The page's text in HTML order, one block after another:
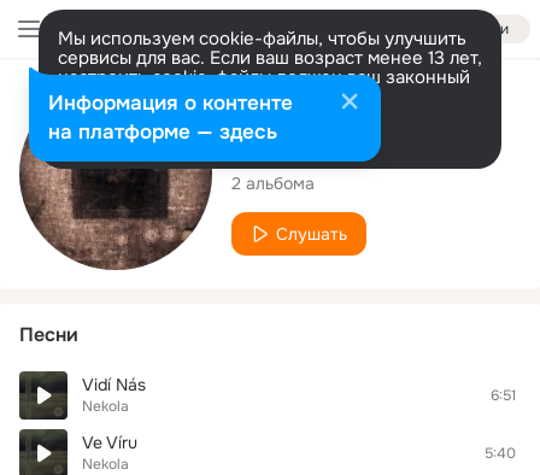
Войти
Мы используем cookie-файлы, чтобы улучшить
сервисы для вас. Если ваш возраст менее 13 лет,
настроить cookie-файлы должен ваш законный
представитель. Больше информации
Разрешить все Настроить
Исполнитель
Nekola
2 альбома
Слушать
Песни
Vidí Nás
Nekola
6:51
Ve Víru
Nekola
5:40
Информация о контенте
на платформе — здесь